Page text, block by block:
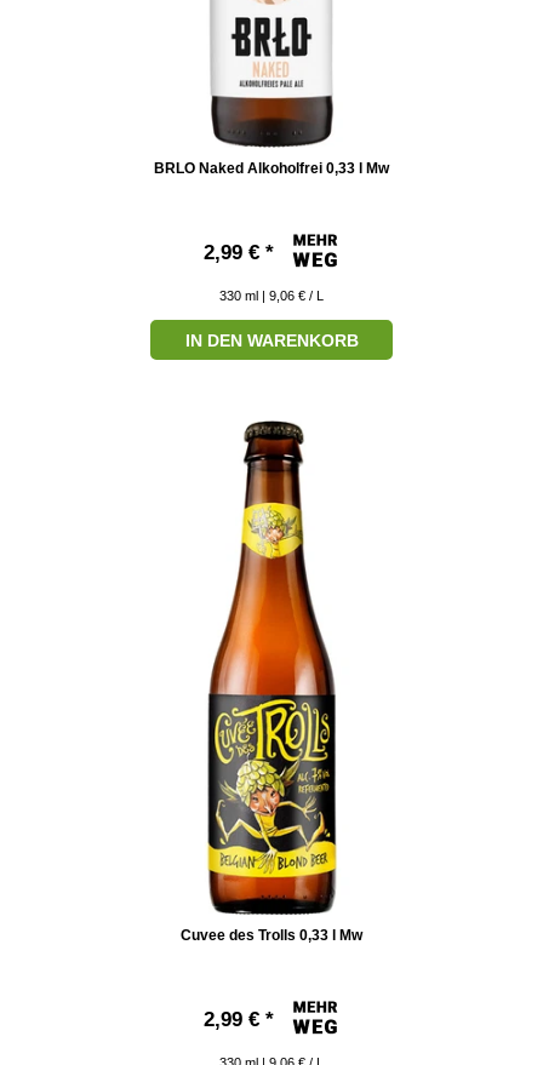
BRLO Naked Alkoholfrei 0,33 l Mw
2,99 € *
330 ml | 9,06 € / L
IN DEN WARENKORB
Cuvee des Trolls 0,33 l Mw
2,99 € *